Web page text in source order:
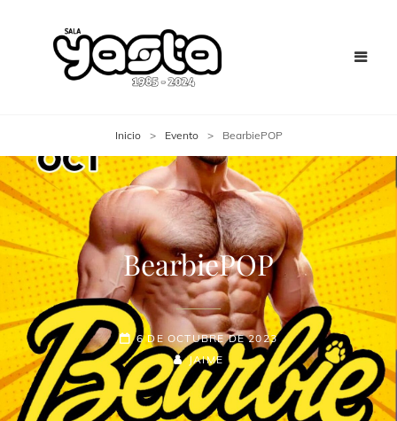
Inicio > Evento > BearbiePOP
BearbiePOP
6 DE OCTUBRE DE 2023
JAIME